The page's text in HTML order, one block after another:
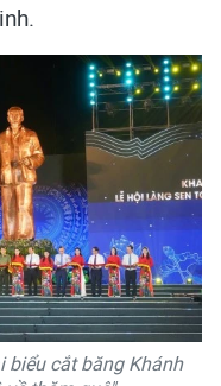
biểu cắt băng Khánh